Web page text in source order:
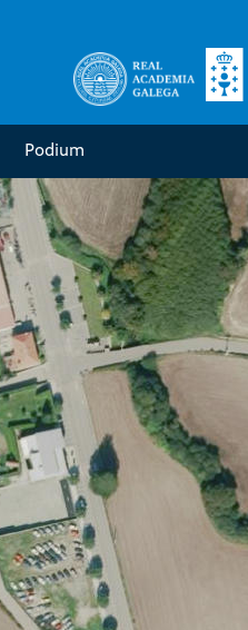
Podium